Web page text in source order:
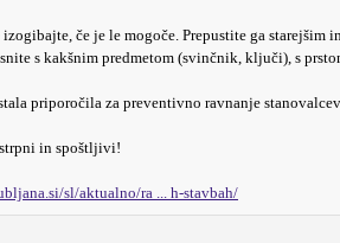
če je le mogoče. Prepustite ga starejšim
s kakšnim predmetom (svinčnik, ključi), s
priporočila za preventivno ravnanje
in spoštljivi!
sl/aktualno/ra ... h-stavbah/